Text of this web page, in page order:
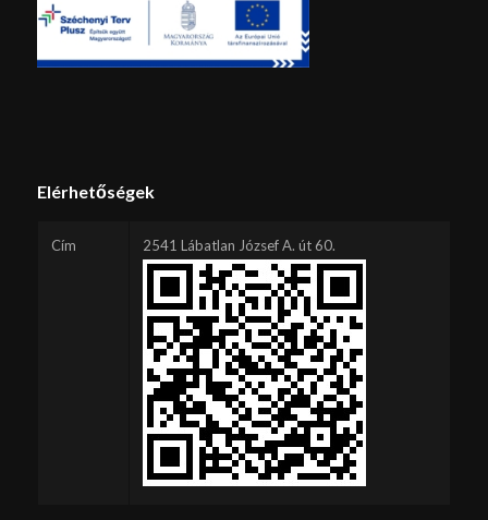
Elérhetőségek
Cím 2541 Lábatlan József A. út 60.